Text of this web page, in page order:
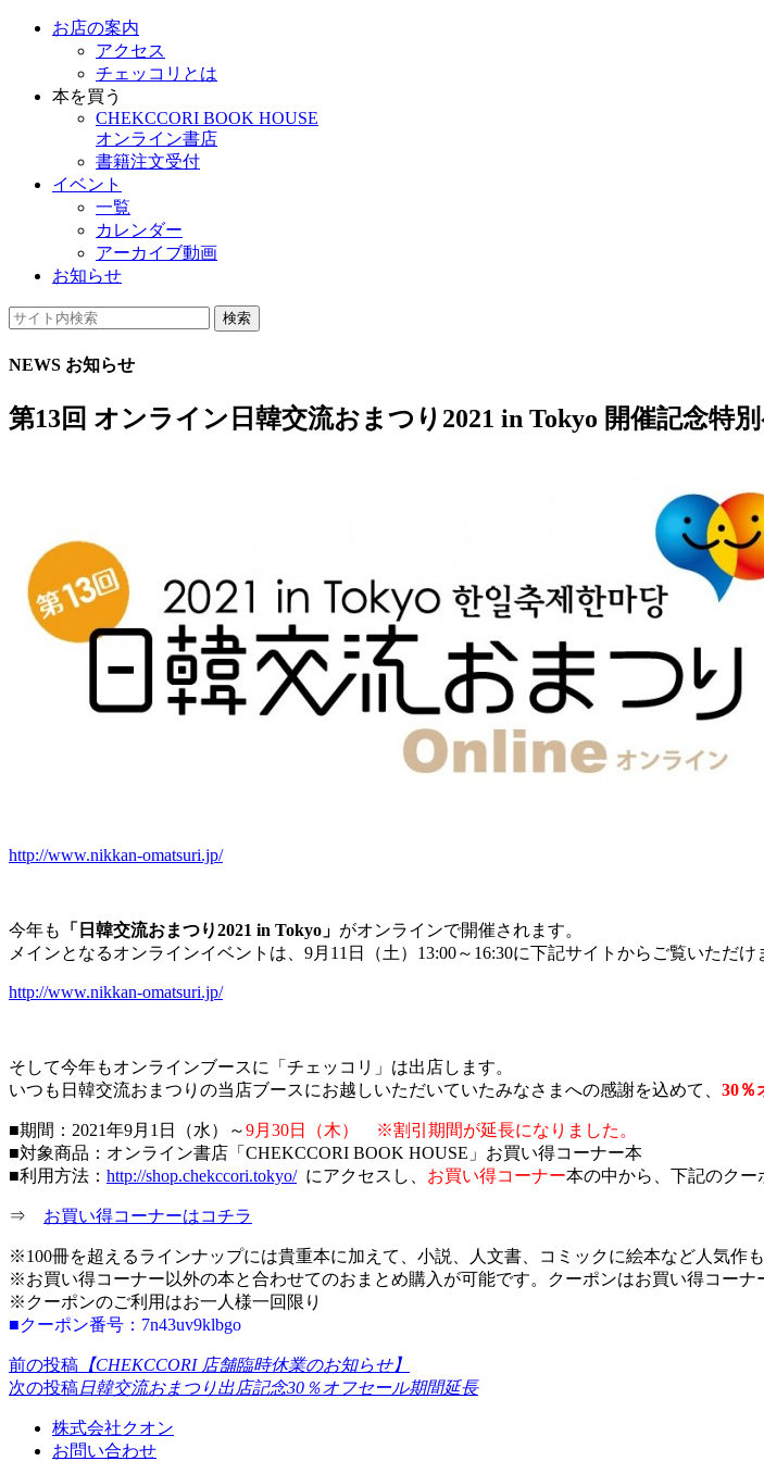
お店の案内
アクセス
チェッコリとは
本を買う
CHEKCCORI BOOK HOUSE
オンライン書店
書籍注文受付
イベント
一覧
カレンダー
アーカイブ動画
お知らせ
検索
NEWS お知らせ
第13回 オンライン日韓交流おまつり2021 in Tokyo 開催記念特
http://www.nikkan-omatsuri.jp/
今年も 「日韓交流おまつり2021 in Tokyo」 がオンラインで開催されます。
メインとなるオンラインイベントは、9月11日（土）13:00～16:30に下記サイトからご覧いただけ
http://www.nikkan-omatsuri.jp/
そして今年もオンラインブースに「チェッコリ」は出店します。
いつも日韓交流おまつりの当店ブースにお越しいただいていたみなさまへの感謝を込めて、 30％
■期間：2021年9月1日（水）～9月30日（木） ※割引期間が延長になりました。
■対象商品：オンライン書店「CHEKCCORI BOOK HOUSE」お買い得コーナー本
■利用方法： http://shop.chekccori.tokyo/にアクセスし、 お買い得コーナー本の中から、下記のクー
⇒ お買い得コーナーはコチラ
※100冊を超えるラインナップには貴重本に加えて、小説、人文書、コミックに絵本など人気作
※お買い得コーナー以外の本と合わせてのおまとめ購入が可能です。クーポンはお買い得コーナ
※クーポンのご利用はお一人様一回限り
■クーポン番号：7n43uv9klbgo
前の投稿 【CHEKCCORI 店舗臨時休業のお知らせ】
次の投稿日韓交流おまつり出店記念30％オフセール期間延長
株式会社クオン
お問い合わせ